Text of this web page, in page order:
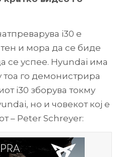
i30 е
и мора да се биде
се успее. Hyundai има
тоа го демонистрира
i30 зборува токму
но и човекот кој е
– Peter Schreyer: